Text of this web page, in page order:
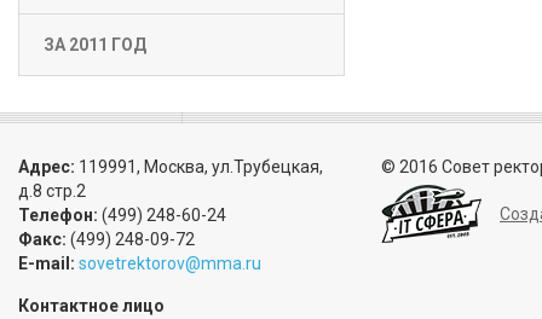
ЗА 2011 ГОД
Адрес: 119991, Москва, ул.Трубецкая,
д.8 стр.2
Телефон: (499) 248-60-24
Факс: (499) 248-09-72
E-mail: sovetrektorov@mma.ru
Контактное лицо
© 2016 Совет